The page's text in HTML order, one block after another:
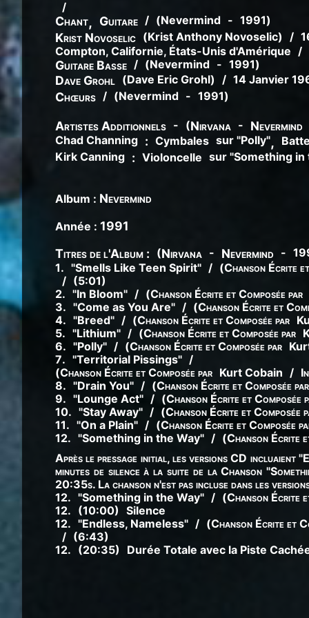
/
Chant, Guitare / (Nevermind - 1991)
Krist Novoselic (Krist Anthony Novoselic) /
Compton, Californie, États-Unis d'Amérique /
Guitare Basse / (Nevermind - 1991)
Dave Grohl (Dave Eric Grohl) / 14 Janvier
Chœurs / (Nevermind - 1991)
Artistes Additionnels - (Nirvana - Nevermind
Chad Channing : Cymbales sur "Polly",
Kirk Canning : Violoncelle sur "Something in
Album : Nevermind
Année : 1991
Titres de l'Album : (Nirvana - Nevermind -
1. "Smells Like Teen Spirit" / (Chanson Écrite
/ (5:01)
2. "In Bloom" / (Chanson Écrite et Composée par
3. "Come as You Are" / (Chanson Écrite et
4. "Breed" / (Chanson Écrite et Composée par
5. "Lithium" / (Chanson Écrite et Composée par
6. "Polly" / (Chanson Écrite et Composée par
7. "Territorial Pissings" /
(Chanson Écrite et Composée par Kurt Cobain /
8. "Drain You" / (Chanson Écrite et Composée par
9. "Lounge Act" / (Chanson Écrite et Composée
10. "Stay Away" / (Chanson Écrite et Composée
11. "On a Plain" / (Chanson Écrite et Composée
12. "Something in the Way" / (Chanson Écrite
Après le pressage initial, les versions CD incluaient
minutes de silence à la suite de la Chanson
20:35s. La chanson n'est pas incluse dans les
12. "Something in the Way" / (Chanson Écrite
12. (10:00) Silence
12. "Endless, Nameless" / (Chanson Écrite et
/ (6:43)
12. (20:35) Durée Totale avec la Piste